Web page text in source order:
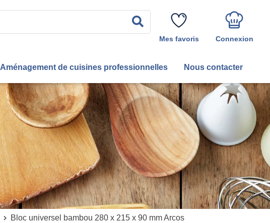
Rechercher
Mes favoris Connexion
Aménagement de cuisines professionnelles Nous contacter
Bloc universel bambou 280 x 215 x 90 mm Arcos